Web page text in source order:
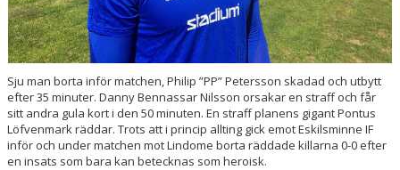
Sju man borta inför matchen, Philip ”PP” Petersson skadad och utbytt
efter 35 minuter. Danny Bennassar Nilsson orsakar en straff och får
sitt andra gula kort i den 50 minuten. En straff planens gigant Pontus
Löfvenmark räddar. Trots att i princip allting gick emot Eskilsminne IF
inför och under matchen mot Lindome borta räddade killarna 0-0 efter
en insats som bara kan betecknas som heroisk.